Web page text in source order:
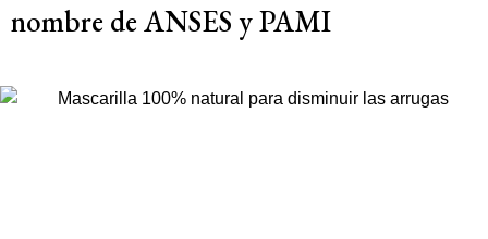
nombre de ANSES y PAMI